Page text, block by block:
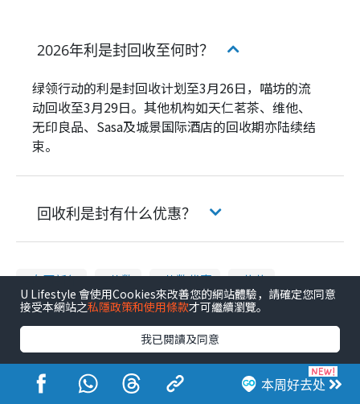
2026年利是封回收至何时？
绿领行动的利是封回收计划至3月26日，喵坊的流
动回收至3月29日。其他机构如天仁茗茶、维他、
无印良品、Sasa及城景国际酒店的回收期亦陆续结
束。
回收利是封有什么优惠？
农历新年 著数 著数优惠
莎莎
无印良品
社会民生
港生活社会话题 本周好去处
U Lifestyle 會使用Cookies來改善您的網站體驗，請確定您同意
接受本網站之私隱政策和使用條款才可繼續瀏覽。
我已閱讀及同意